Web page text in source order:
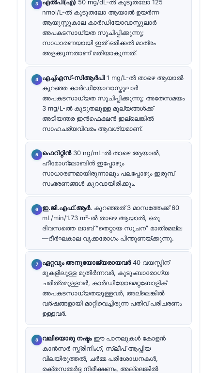
എൽപി(എ) 50 mg/dL-ൽ കൂടുതലോ 125
nmol/L-ൽ കൂടുതലോ ആയാൽ ഉയർന്ന
ആയുസ്സുകാല കാർഡിയോവാസ്കുലാർ
അപകടസാധ്യത സൂചിപ്പിക്കുന്നു;
സാധാരണയായി ഇത് ഒരിക്കൽ മാത്രം
അളക്കുന്നതാണ് മതിയാകുന്നത്.
എച്ച്എസ്-സിആർപി1 mg/L-ൽ താഴെ ആയാൽ
കുറഞ്ഞ കാർഡിയോവാസ്കുലാർ
അപകടസാധ്യത സൂചിപ്പിക്കുന്നു; അതേസമയം
3 mg/L-ൽ കൂടുതലുള്ള മൂല്യങ്ങൾക്ക്
അടിയന്തര ഇൻഫെക്ഷൻ ഇല്ലെങ്കിൽ
സാഹചര്യവിവരം ആവശ്യമാണ്.
ഫെറിറ്റിൻ30 ng/mL-ൽ താഴെ ആയാൽ,
ഹീമോഗ്ലോബിൻ ഇപ്പോഴും
സാധാരണമായിരുന്നാലും പലപ്പോഴും ഇരുമ്പ്
സംഭരണങ്ങൾ കുറവായിരിക്കും.
ഇ.ജി.എഫ്.ആർ. കുറഞ്ഞത് 3 മാസത്തേക്ക് 60
mL/min/1.73 m²-ൽ താഴെ ആയാൽ, ഒരു
ദിവസത്തെ ലാബ് “തെറ്റായ സൂചന” മാത്രമല്ല
—ദീർഘകാല വൃക്കരോഗം പിന്തുണയ്ക്കുന്നു.
ഏറ്റവും അനുയോജ്യരായവർ40 വയസ്സിന്
മുകളിലുള്ള മുതിർന്നവർ, കുടുംബാരോഗ്യ
ചരിത്രമുള്ളവർ, കാർഡിയോമെറ്റബോളിക്
അപകടസാധ്യതയുള്ളവർ, അല്ലെങ്കിൽ
വർഷങ്ങളായി മാറ്റിവെച്ചിരുന്ന പതിവ് പരിചരണം
ഉള്ളവർ.
വലിയൊരു നഷ്ടംഈ പാനലുകൾ കോളൻ
കാൻസർ സ്ക്രീനിംഗ്, സ്ലീപ് ആപ്നിയ
വിലയിരുത്തൽ, ചർമ്മ പരിശോധനകൾ,
രക്തസമ്മർദ്ദ നിരീക്ഷണം, അല്ലെങ്കിൽ